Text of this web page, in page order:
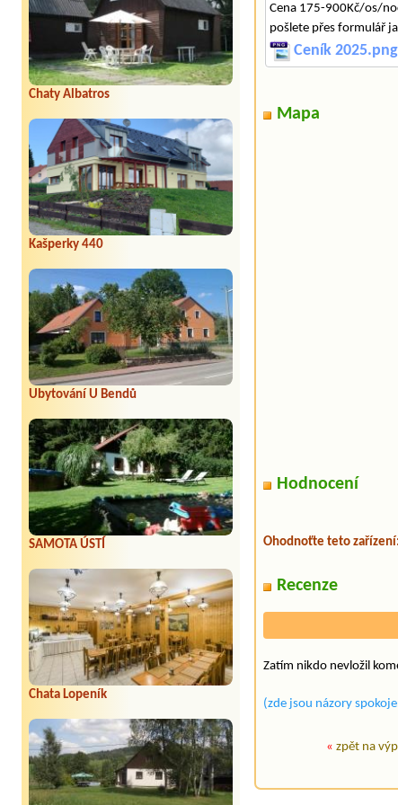
Chaty Albatros
Kašperky 440
Ubytování U Bendů
SAMOTA ÚSTÍ
Chata Lopeník
Cena 175-900Kč/os/
pošlete přes formulář
Ceník 2025.png
Mapa
Hodnocení
Ohodnoťte teto zařízení:
Recenze
Zatím nikdo nevložil
(zde jsou názory
«zpět na